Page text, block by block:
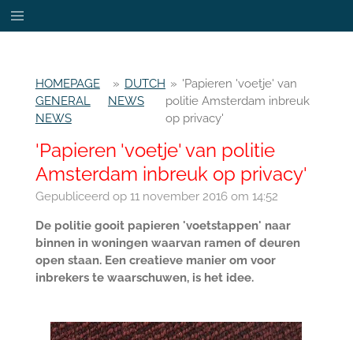
Ga
direct
hoofdinhoud
HOMEPAGE
GENERAL
NEWS
» DUTCH
NEWS
» 'Papieren 'voetje' van
politie Amsterdam inbreuk
op privacy'
'Papieren 'voetje' van politie
Amsterdam inbreuk op privacy'
Gepubliceerd op 11 november 2016 om 14:52
De politie gooit papieren 'voetstappen' naar
binnen in woningen waarvan ramen of deuren
open staan. Een creatieve manier om voor
inbrekers te waarschuwen, is het idee.